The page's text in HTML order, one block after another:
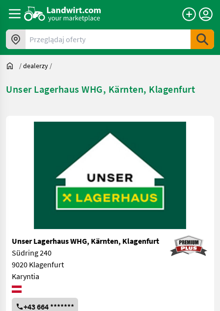
Przeglądaj oferty
/dealerzy /
Unser Lagerhaus WHG, Kärnten, Klagenfurt
Unser Lagerhaus WHG, Kärnten, Klagenfurt
Südring 240
9020 Klagenfurt
Karyntia
+43 664 *******